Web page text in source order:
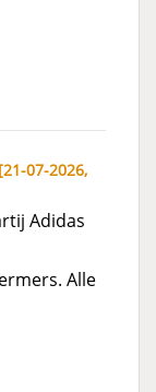
07-2026,
Adidas
Alle